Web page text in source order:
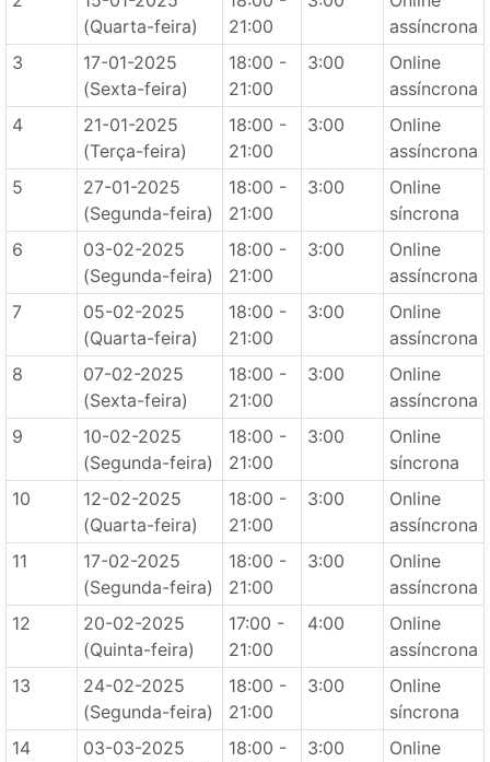
(Quarta-feira)
21:00
assíncrona
3
17-01-2025
(Sexta-feira)
18:00 -
21:00
3:00
Online
assíncrona
4
21-01-2025
(Terça-feira)
18:00 -
21:00
3:00
Online
assíncrona
5
27-01-2025
(Segunda-feira)
18:00 -
21:00
3:00
Online
síncrona
6
03-02-2025
(Segunda-feira)
18:00 -
21:00
3:00
Online
assíncrona
7
05-02-2025
(Quarta-feira)
18:00 -
21:00
3:00
Online
assíncrona
8
07-02-2025
(Sexta-feira)
18:00 -
21:00
3:00
Online
assíncrona
9
10-02-2025
(Segunda-feira)
18:00 -
21:00
3:00
Online
síncrona
10
12-02-2025
(Quarta-feira)
18:00 -
21:00
3:00
Online
assíncrona
11
17-02-2025
(Segunda-feira)
18:00 -
21:00
3:00
Online
assíncrona
12
20-02-2025
(Quinta-feira)
17:00 -
21:00
4:00
Online
assíncrona
13
24-02-2025
(Segunda-feira)
18:00 -
21:00
3:00
Online
síncrona
14
03-03-2025
18:00 -
3:00
Online